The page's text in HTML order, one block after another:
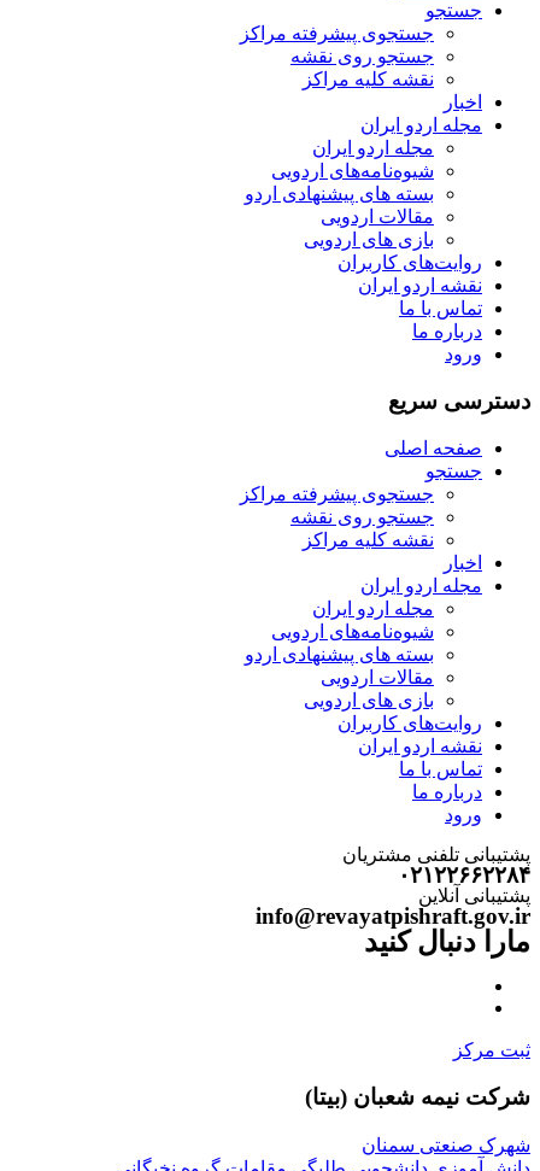
جستجو
جستجوی پیشرفته مراکز
جستجو روی نقشه
نقشه کلیه مراکز
اخبار
مجله اردو ایران
مجله اردو ایران
شیوه‌نامه‌های اردویی
بسته های پیشنهادی اردو
مقالات اردویی
بازی های اردویی
روایت‌های کاربران
نقشه اردو ایران
تماس با ما
درباره ما
ورود
دسترسی سریع
صفحه اصلی
جستجو
جستجوی پیشرفته مراکز
جستجو روی نقشه
نقشه کلیه مراکز
اخبار
مجله اردو ایران
مجله اردو ایران
شیوه‌نامه‌های اردویی
بسته های پیشنهادی اردو
مقالات اردویی
بازی های اردویی
روایت‌های کاربران
نقشه اردو ایران
تماس با ما
درباره ما
ورود
پشتیبانی تلفنی مشتریان
۰۲۱۲۲۶۶۲۲۸۴
پشتیبانی آنلاین
info@revayatpishraft.gov.ir
مارا دنبال کنید
ثبت مرکز
شرکت نیمه شعبان (بیتا)
شهرک صنعتی سمنان